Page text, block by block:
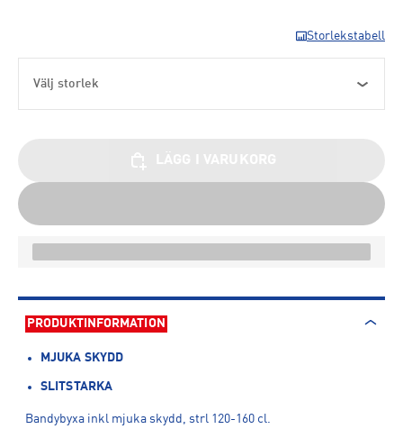
Storlekstabell
Välj storlek
PRODUKTINFORMATION
MJUKA SKYDD
SLITSTARKA
Bandybyxa inkl mjuka skydd, strl 120-160 cl.